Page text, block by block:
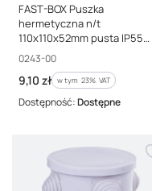
FAST-BOX Puszka
hermetyczna n/t
110x110x52mm pusta IP55
biała 0243-00
Kod producenta
0243-00
Cena brutto
9,10 zł w tym %s VAT
w tym 23% VAT
Dostępność:Dostępne